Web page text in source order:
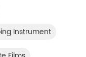
Instrument